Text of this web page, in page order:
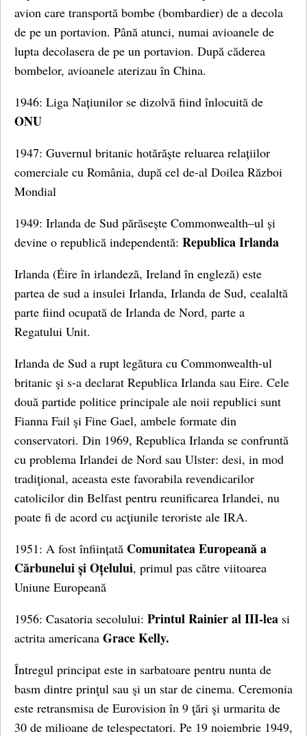
avion care transportă bombe (bombardier) de a decola
de pe un portavion. Până atunci, numai avioanele de
lupta decolasera de pe un portavion. După căderea
bombelor, avioanele aterizau în China.
1946: Liga Națiunilor se dizolvă fiind înlocuită de
ONU
1947: Guvernul britanic hotărăște reluarea relațiilor
comerciale cu România, după cel de-al Doilea Război
Mondial
1949: Irlanda de Sud părăsește Commonwealth–ul și
devine o republică independentă: Republica Irlanda
Irlanda (Éire în irlandeză, Ireland în engleză) este
partea de sud a insulei Irlanda, Irlanda de Sud, cealaltă
parte fiind ocupată de Irlanda de Nord, parte a
Regatului Unit.
Irlanda de Sud a rupt legătura cu Commonwealth-ul
britanic şi s-a declarat Republica Irlanda sau Eire. Cele
două partide politice principale ale noii republici sunt
Fianna Fail şi Fine Gael, ambele formate din
conservatori. Din 1969, Republica Irlanda se confruntă
cu problema Irlandei de Nord sau Ulster: desi, in mod
tradiţional, aceasta este favorabila revendicarilor
catolicilor din Belfast pentru reunificarea Irlandei, nu
poate fi de acord cu acţiunile teroriste ale IRA.
1951: A fost înființată Comunitatea Europeană a
Cărbunelui și Oțelului, primul pas către viitoarea
Uniune Europeană
1956: Casatoria secolului: Printul Rainier al III-lea si
actrita americana Grace Kelly.
Întregul principat este in sarbatoare pentru nunta de
basm dintre prinţul sau şi un star de cinema. Ceremonia
este retransmisa de Eurovision în 9 ţări şi urmarita de
30 de milioane de telespectatori. Pe 19 noiembrie 1949,